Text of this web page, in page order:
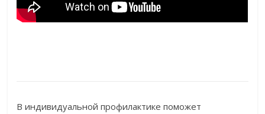
В индивидуальной профилактике поможет